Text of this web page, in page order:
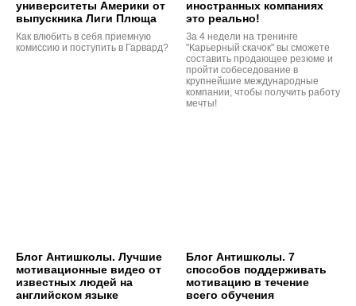
университеты Америки от
выпускника Лиги Плюща
Как влюбить в себя приемную
комиссию и поступить в Гарвард?
иностранных компаниях
это реально!
За 4 недели на тренинге
"Карьерный скачок" вы сможете
составить продающее резюме и
пройти собеседование в
крупнейшие международные
компании, чтобы получить работу
мечты!
Блог Антишколы. Лучшие
мотивационные видео от
известных людей на
английском языке
Блог Антишколы. 7
способов поддерживать
мотивацию в течение
всего обучения